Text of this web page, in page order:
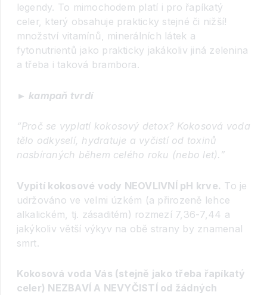
legendy. To mimochodem platí i pro řapíkatý
celer, který obsahuje prakticky stejné či nižší!
množství vitamínů, minerálních látek a
fytonutrientů jako prakticky jakákoliv jiná zelenina
a třeba i taková brambora.
► kampaň tvrdí
“Proč se vyplatí kokosový detox? Kokosová voda
tělo odkyselí, hydratuje a vyčistí od toxinů
nasbíraných během celého roku (nebo let).”
Vypití kokosové vody NEOVLIVNÍ pH krve. To je
udržováno ve velmi úzkém (a přirozeně lehce
alkalickém, tj. zásaditém) rozmezí 7,36-7,44 a
jakýkoliv větší výkyv na obě strany by znamenal
smrt.
Kokosová voda Vás (stejně jako třeba řapíkatý
celer) NEZBAVÍ A NEVYČISTÍ od žádných